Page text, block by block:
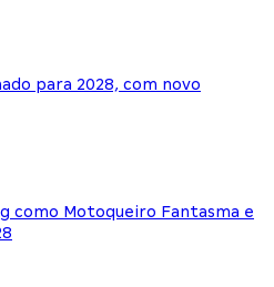
para 2028, com novo
como Motoqueiro Fantasma e